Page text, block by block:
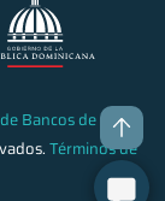
Bancos de la
Términos de